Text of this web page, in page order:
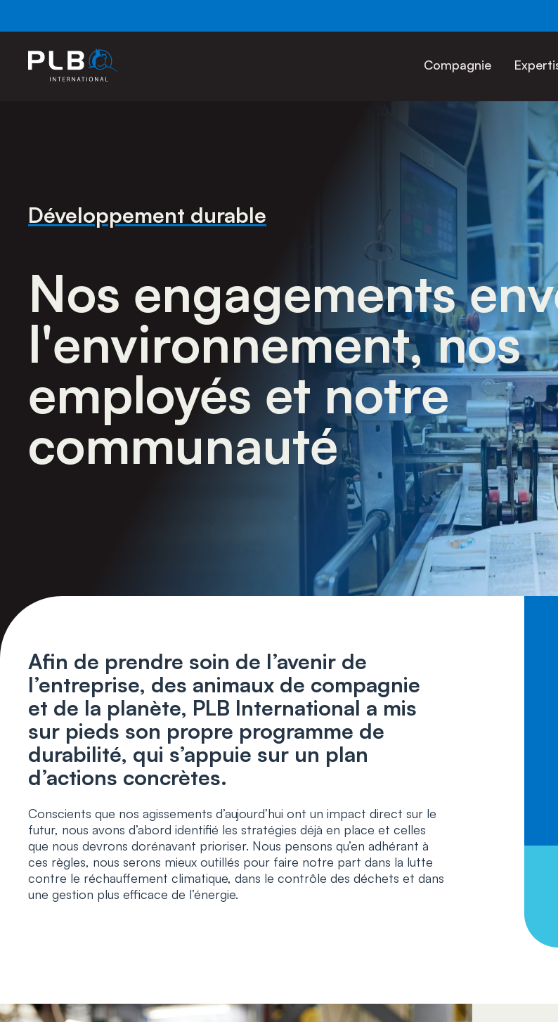
Compagnie
Développement durable
Nos engagements
l'environnement, nos
employés et notre
communauté
Afin de prendre soin de l’avenir de
l’entreprise, des animaux de compagnie
et de la planète, PLB International a mis
sur pieds son propre programme de
durabilité, qui s’appuie sur un plan
d’actions concrètes.
Conscients que nos agissements d’aujourd’hui ont un impact direct sur le
futur, nous avons d’abord identifié les stratégies déjà en place et celles
que nous devrons dorénavant prioriser. Nous pensons qu’en adhérant à
ces règles, nous serons mieux outillés pour faire notre part dans la lutte
contre le réchauffement climatique, dans le contrôle des déchets et dans
une gestion plus efficace de l’énergie.